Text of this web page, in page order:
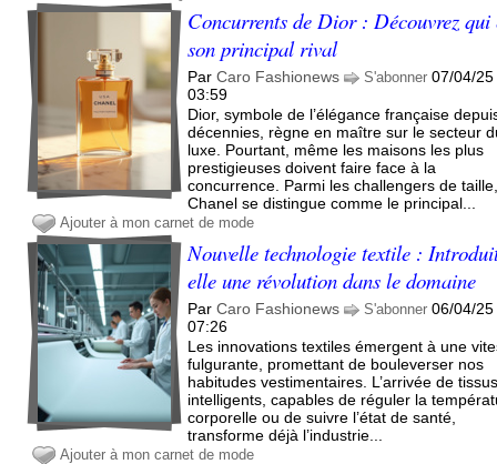
Concurrents de Dior : Découvrez qui
son principal rival
ParCaro Fashionews S'abonner 07/04/25
03:59
Dior, symbole de l’élégance française
décennies, règne en maître sur le secteur
luxe. Pourtant, même les maisons les plus
prestigieuses doivent faire face à la
concurrence. Parmi les challengers de
Chanel se distingue comme le principal...
Ajouter à mon carnet de mode
Nouvelle technologie textile :
elle une révolution dans le domaine
ParCaro Fashionews S'abonner 06/04/25
07:26
Les innovations textiles émergent à une
fulgurante, promettant de bouleverser nos
habitudes vestimentaires. L’arrivée de
intelligents, capables de réguler la
corporelle ou de suivre l’état de santé,
transforme déjà l’industrie...
Ajouter à mon carnet de mode